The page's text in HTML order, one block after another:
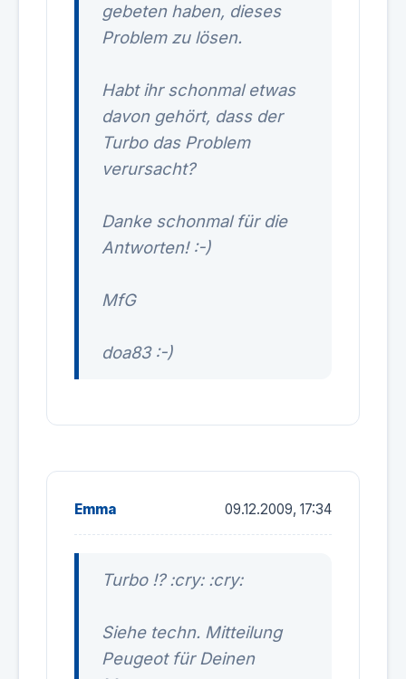
gebeten haben, dieses
Problem zu lösen.
Habt ihr schonmal etwas
davon gehört, dass der
Turbo das Problem
verursacht?
Danke schonmal für die
Antworten! :-)
MfG
doa83 :-)
Emma 09.12.2009, 17:34
Turbo !? :cry: :cry:
Siehe techn. Mitteilung
Peugeot für Deinen